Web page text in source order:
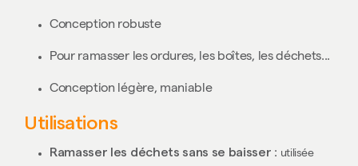
Conception robuste
Pour ramasser les ordures, les boîtes, les déchets...
Conception légère, maniable
Utilisations
Ramasser les déchets sans se baisser : utilisée